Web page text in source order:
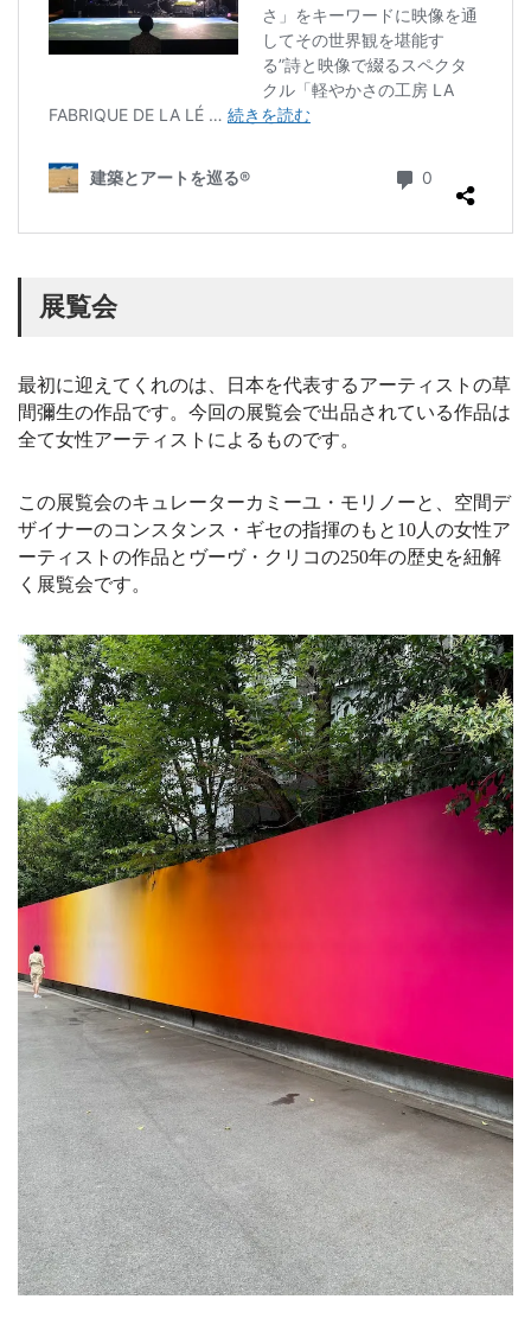
展覧会
最初に迎えてくれのは、日本を代表するアーティストの草
間彌生の作品です。今回の展覧会で出品されている作品は
全て女性アーティストによるものです。
この展覧会のキュレーターカミーユ・モリノーと、空間デ
ザイナーのコンスタンス・ギセの指揮のもと10人の女性ア
ーティストの作品とヴーヴ・クリコの250年の歴史を紐解
く展覧会です。